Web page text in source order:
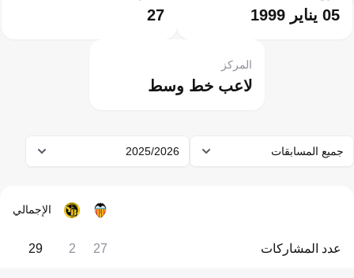
05 يناير 1999 27
لاعب خط وسط
المركز
جميع المسابقات 2025/2026
الإجمالي
عدد المشاركات 27
2
29